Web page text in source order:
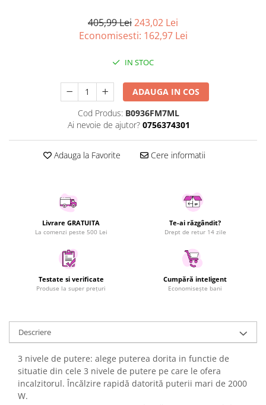
Utilaje si materiale de constructii
Laptopuri si Accesorii
Telefoane Mobile & accesorii
Wearable & Gadgeturi
Electrocasnice & Climatizare
Accesorii si piese masini spalat
Aparate Frigorifice
Aparate Racire Aer
Aragaze si cuptoare cu microunde
Climatizare & sisteme de incalzire
Electrocasnice pentru Bucatarie
Ingrijire Locuinta
Purificatoare de aer
Fashion
Bijuterii
Ceasuri barbatesti
405,99 Lei243,02 Lei
Economisesti: 162,97 Lei
IN STOC
ADAUGA IN COS
Cod Produs: B0936FM7ML
Ai nevoie de ajutor? 0756374301
Adauga la Favorite Cere informatii
Livrare GRATUITA
La comenzi peste 500 Lei
Te-ai răzgândit?
Drept de retur 14 zile
Testate si verificate
Produse la super prețuri
Cumpără inteligent
Economisește bani
Descriere
3 nivele de putere: alege puterea dorita in functie de
situatie din cele 3 nivele de putere pe care le ofera
incalzitorul. Încălzire rapidă datorită puterii mari de 2000
W.